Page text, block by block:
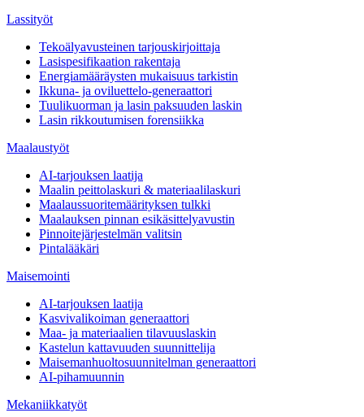
Lassityöt
Tekoälyavusteinen tarjouskirjoittaja
Lasispesifikaation rakentaja
Energiamääräysten mukaisuus tarkistin
Ikkuna- ja oviluettelo-generaattori
Tuulikuorman ja lasin paksuuden laskin
Lasin rikkoutumisen forensiikka
Maalaustyöt
AI-tarjouksen laatija
Maalin peittolaskuri & materiaalilaskuri
Maalaussuoritemäärityksen tulkki
Maalauksen pinnan esikäsittelyavustin
Pinnoitejärjestelmän valitsin
Pintalääkäri
Maisemointi
AI-tarjouksen laatija
Kasvivalikoiman generaattori
Maa- ja materiaalien tilavuuslaskin
Kastelun kattavuuden suunnittelija
Maisemanhuoltosuunnitelman generaattori
AI-pihamuunnin
Mekaniikkatyöt